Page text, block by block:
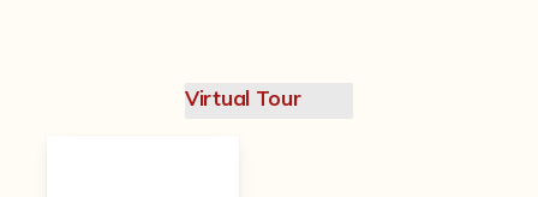
Virtual Tour